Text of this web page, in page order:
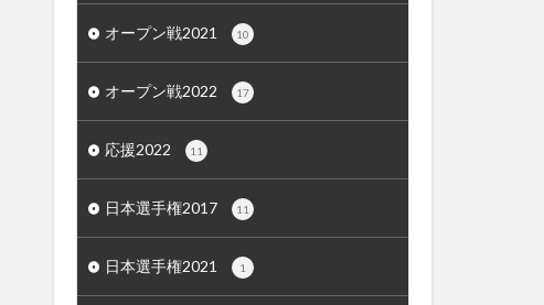
オープン戦2021 10
オープン戦2022 17
応援2022 11
日本選手権2017 11
日本選手権2021 1